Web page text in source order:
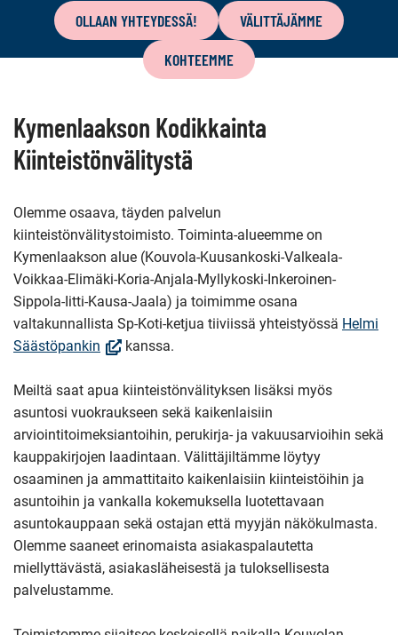
sisältö
OLLAAN YHTEYDESSÄ!
VÄLITTÄJÄMME
KOHTEEMME
Kymenlaakson Kodikkainta
Kiinteistönvälitystä
Olemme osaava, täyden palvelun
kiinteistönvälitystoimisto. Toiminta-alueemme on
Kymenlaakson alue (Kouvola-Kuusankoski-Valkeala-
Voikkaa-Elimäki-Koria-Anjala-Myllykoski-Inkeroinen-
Sippola-Iitti-Kausa-Jaala) ja toimimme osana
valtakunnallista Sp-Koti-ketjua tiiviissä yhteistyössä Helmi
Säästöpankin (Avautuu
ikkunaan,
Siirryt
toiseen
palveluun)
kanssa.
Meiltä saat apua kiinteistönvälityksen lisäksi myös
asuntosi vuokraukseen sekä kaikenlaisiin
arviointitoimeksiantoihin, perukirja- ja vakuusarvioihin sekä
kauppakirjojen laadintaan. Välittäjiltämme löytyy
osaaminen ja ammattitaito kaikenlaisiin kiinteistöihin ja
asuntoihin ja vankalla kokemuksella luotettavaan
asuntokauppaan sekä ostajan että myyjän näkökulmasta.
Olemme saaneet erinomaista asiakaspalautetta
miellyttävästä, asiakasläheisestä ja tuloksellisesta
palvelustamme.